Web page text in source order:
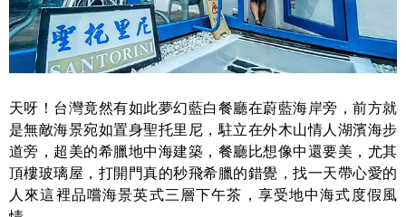
天呀！台灣竟然有如此夢幻藍白餐廳在蔚藍海岸旁，前方就
是無敵海景宛如置身聖托里尼，駐立在外木山情人湖濱海步
道旁，超美的希臘地中海建築，餐廳比想像中還要美，尤其
頂樓玻璃屋，打開門真的秒飛希臘的錯覺，找一天帶心愛的
人來這裡品嚐海景英式三層下午茶，享受地中海式度假風